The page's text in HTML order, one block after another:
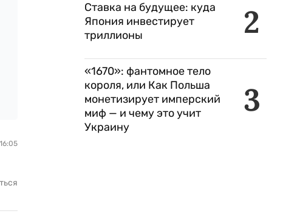
2
Ставка на будущее: куда
Япония инвестирует
триллионы
3
«1670»: фантомное тело
короля, или Как Польша
монетизирует имперский
миф — и чему это учит
Украину